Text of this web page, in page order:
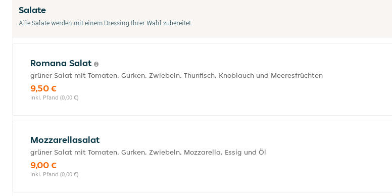
Salate
Alle Salate werden mit einem Dressing Ihrer Wahl zubereitet.
Romana Salat
grüner Salat mit Tomaten, Gurken, Zwiebeln, Thunfisch, Knoblauch und Meeresfrüchten
9,50 €
inkl. Pfand (0,00 €)
Mozzarellasalat
grüner Salat mit Tomaten, Gurken, Zwiebeln, Mozzarella, Essig und Öl
9,00 €
inkl. Pfand (0,00 €)